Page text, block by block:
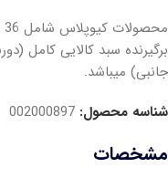
جانبی) میباشد.
شناسه محصول: 002000897
مشخصات